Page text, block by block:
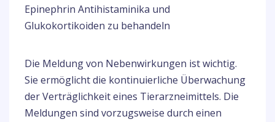
Epinephrin Antihistaminika und
Glukokortikoiden zu behandeln
Die Meldung von Nebenwirkungen ist wichtig.
Sie ermöglicht die kontinuierliche Überwachung
der Verträglichkeit eines Tierarzneimittels. Die
Meldungen sind vorzugsweise durch einen